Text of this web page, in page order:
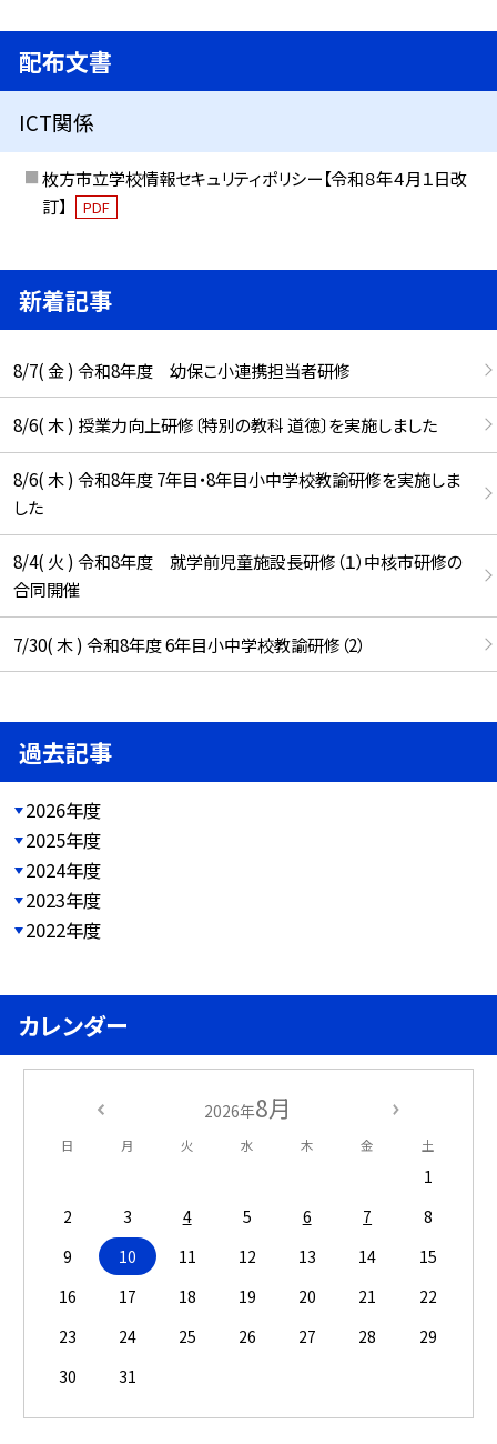
配布文書
ICT関係
枚方市立学校情報セキュリティポリシー【令和８年４月１日改
訂】
PDF
新着記事
8/7( 金 ) 令和8年度 幼保こ小連携担当者研修
8/6( 木 ) 授業力向上研修〔特別の教科 道徳〕を実施しました
8/6( 木 ) 令和8年度 7年目・8年目小中学校教諭研修を実施しま
した
8/4( 火 ) 令和8年度 就学前児童施設長研修（１）中核市研修の
合同開催
7/30( 木 ) 令和8年度 6年目小中学校教諭研修（2）
過去記事
2026年度
2025年度
2024年度
2023年度
2022年度
カレンダー
2026年8月
日 月 火 水 木 金 土
1
2
3 4 5 6 7
8
9
10 11 12 13 14
15
16
17 18 19 20 21
22
23
24 25 26 27 28
29
30
31